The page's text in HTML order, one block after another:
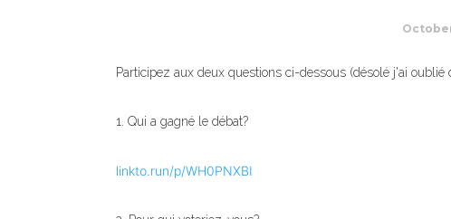
Participez aux deux questions ci-dessous (désolé j'ai
1. Qui a gagné le débat?
linkto.run/p/WH0PNXBI